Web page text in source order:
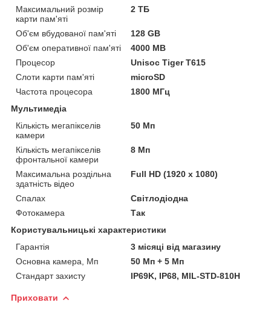
Максимальний розмір
карти пам'яті
2 ТБ
Об'єм вбудованої пам'яті
128 GB
Об'єм оперативної пам'яті
4000 MB
Процесор
Unisoc Tiger T615
Слоти карти пам'яті
microSD
Частота процесора
1800 МГц
Мультимедіа
Кількість мегапікселів
камери
50 Мп
Кількість мегапікселів
фронтальної камери
8 Мп
Максимальна роздільна
здатність відео
Full HD (1920 x 1080)
Спалах
Світлодіодна
Фотокамера
Так
Користувальницькі характеристики
Гарантія
3 місяці від магазину
Основна камера, Мп
50 Мп + 5 Мп
Стандарт захисту
IP69K, IP68, MIL-STD-810H
Приховати